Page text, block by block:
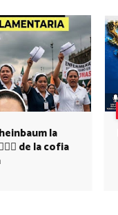
la
de la cofia